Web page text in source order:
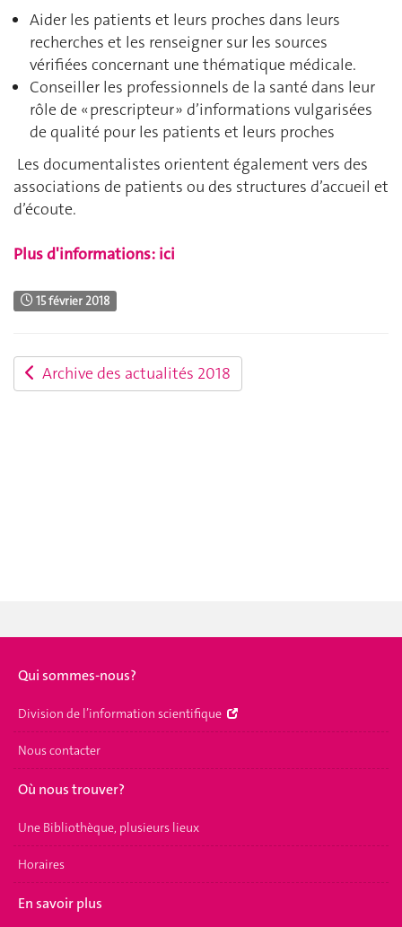
Aider les patients et leurs proches dans leurs
recherches et les renseigner sur les sources
vérifiées concernant une thématique médicale.
Conseiller les professionnels de la santé dans leur
rôle de « prescripteur » d’informations vulgarisées
de qualité pour les patients et leurs proches
Les documentalistes orientent également vers des
associations de patients ou des structures d’accueil et
d’écoute.
Plus d'informations: ici
15 février 2018
Archive des actualités 2018
Qui sommes-nous?
Division de l’information scientifique
Nous contacter
Où nous trouver?
Une Bibliothèque, plusieurs lieux
Horaires
En savoir plus